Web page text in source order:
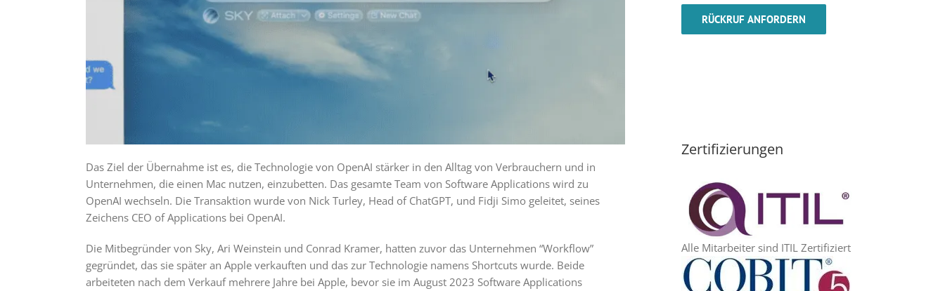
Das Ziel der Übernahme ist es, die Technologie von OpenAI stärker in den Alltag von Verbrauchern und in
Unternehmen, die einen Mac nutzen, einzubetten. Das gesamte Team von Software Applications wird zu
OpenAI wechseln. Die Transaktion wurde von Nick Turley, Head of ChatGPT, und Fidji Simo geleitet, seines
Zeichens CEO of Applications bei OpenAI.
Die Mitbegründer von Sky, Ari Weinstein und Conrad Kramer, hatten zuvor das Unternehmen “Workflow”
gegründet, das sie später an Apple verkauften und das zur Technologie namens Shortcuts wurde. Beide
arbeiteten nach dem Verkauf mehrere Jahre bei Apple, bevor sie im August 2023 Software Applications
Zertifizierungen
Alle Mitarbeiter sind ITIL Zertifiziert